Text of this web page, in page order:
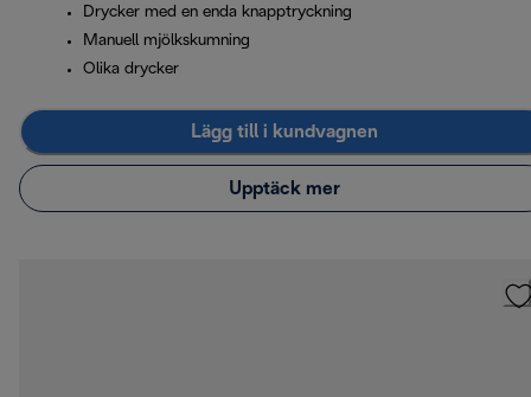
Drycker med en enda knapptryckning
Manuell mjölkskumning
Olika drycker
Lägg till i kundvagnen
Upptäck mer